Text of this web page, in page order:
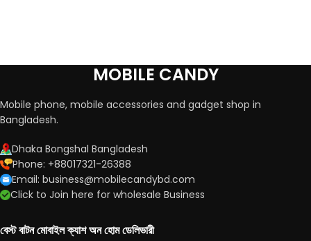
MOBILE CANDY
Mobile phone, mobile accessories and gadget shop in
Bangladesh.
Dhaka Bongshal Bangladesh
Phone: +88017321-26388
Email: business@mobilecandybd.com
Click to Join here for wholesale Business
বেস্ট বাটন মোবাইল ক্যাশ অন হোম ডেলিভারী